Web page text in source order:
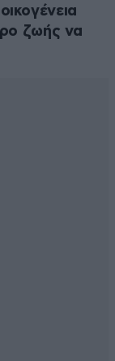
ζωής να